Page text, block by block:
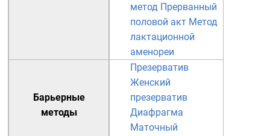
метод Прерванный
половой акт Метод
лактационной
аменореи
Барьерные
методы
Презерватив
Женский
презерватив
Диафрагма
Маточный